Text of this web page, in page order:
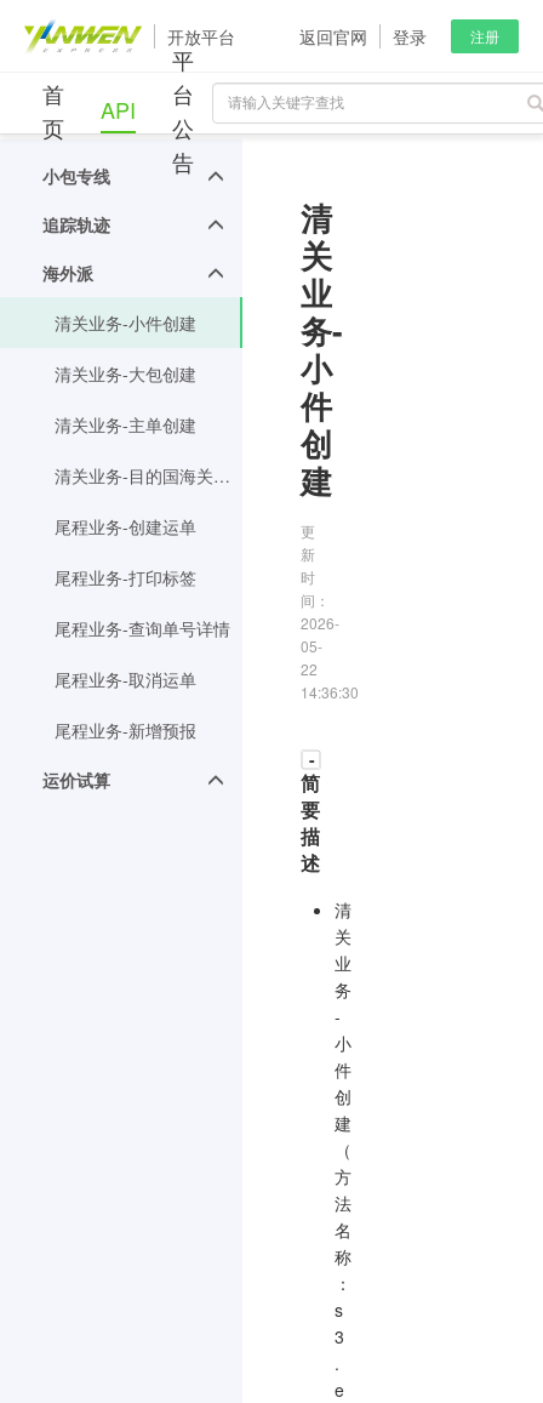
开放平台 返回官网 登录 注册
首
页
API
平
台
公
告
小包专线
追踪轨迹
海外派
清关业务-小件创建
清关业务-大包创建
清关业务-主单创建
清关业务-目的国海关申报商品标准品名查询
尾程业务-创建运单
尾程业务-打印标签
尾程业务-查询单号详情
尾程业务-取消运单
尾程业务-新增预报
运价试算
清
关
业
务-
小
件
创
建
更
新
时
间：
2026-
05-
22
14:36:30
-
简
要
描
述
清
关
业
务
-
小
件
创
建
（
方
法
名
称
：
s
3
.
e